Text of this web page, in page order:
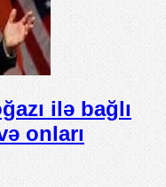
ilə bağlı
onları